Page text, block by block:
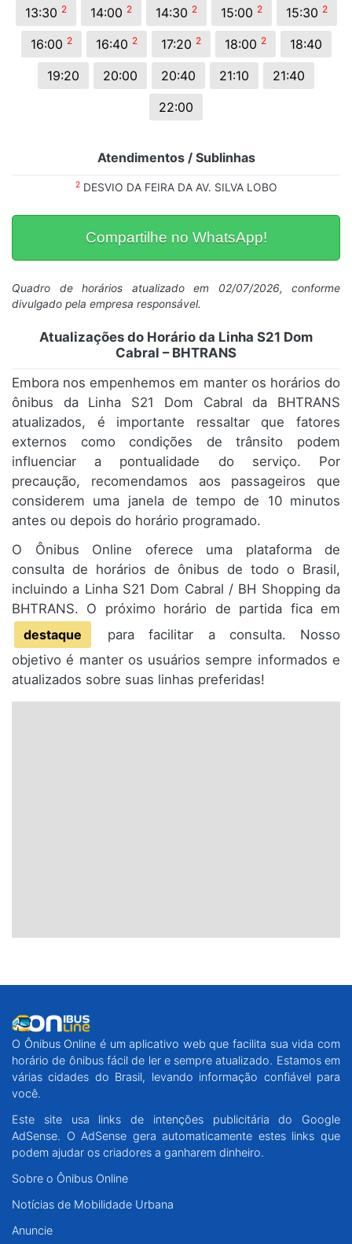
13:30 2 14:00 2 14:30 2 15:00 2 15:30 2
16:00 2 16:40 2 17:20 2 18:00 2
18:40
19:20
20:00 20:40 21:10
21:40
22:00
Atendimentos / Sublinhas
2DESVIO DA FEIRA DA AV. SILVA LOBO
Compartilhe no WhatsApp!
Quadro de horários atualizado em 02/07/2026, conforme
divulgado pela empresa responsável.
Atualizações do Horário da Linha S21 Dom
Cabral – BHTRANS
Embora nos empenhemos em manter os horários do
ônibus da Linha S21 Dom Cabral da BHTRANS
atualizados, é importante ressaltar que fatores
externos como condições de trânsito podem
influenciar a pontualidade do serviço. Por
precaução, recomendamos aos passageiros que
considerem uma janela de tempo de 10 minutos
antes ou depois do horário programado.
O Ônibus Online oferece uma plataforma de
consulta de horários de ônibus de todo o Brasil,
incluindo a Linha S21 Dom Cabral / BH Shopping da
BHTRANS. O próximo horário de partida fica em
destaque
para facilitar a consulta. Nosso
objetivo é manter os usuários sempre informados e
atualizados sobre suas linhas preferidas!
O Ônibus Online é um aplicativo web que facilita sua vida com
horário de ônibus fácil de ler e sempre atualizado. Estamos em
várias cidades do Brasil, levando informação confiável para
você.
Este site usa links de intenções publicitária do Google
AdSense. O AdSense gera automaticamente estes links que
podem ajudar os criadores a ganharem dinheiro.
Sobre o Ônibus Online
Notícias de Mobilidade Urbana
Anuncie